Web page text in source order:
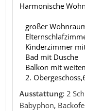
Harmonische
großer
Kinderzimmer
Bad mit Dusche
Balkon mit
2.
Ausstattung: 2
Babyphon,